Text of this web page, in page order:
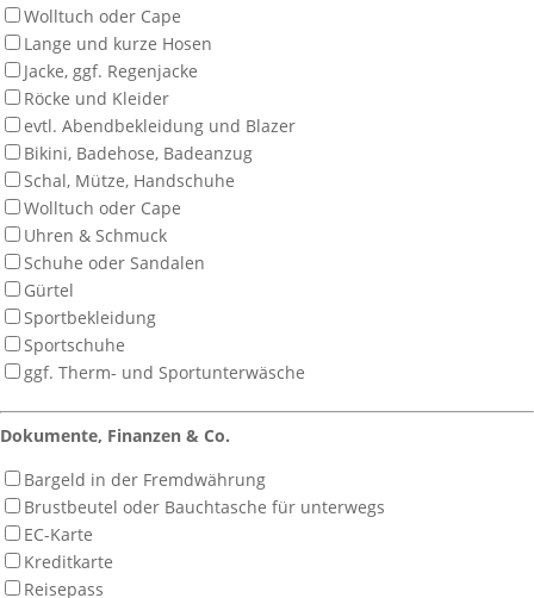
Wolltuch oder Cape
Lange und kurze Hosen
Jacke, ggf. Regenjacke
Röcke und Kleider
evtl. Abendbekleidung und Blazer
Bikini, Badehose, Badeanzug
Schal, Mütze, Handschuhe
Wolltuch oder Cape
Uhren & Schmuck
Schuhe oder Sandalen
Gürtel
Sportbekleidung
Sportschuhe
ggf. Therm- und Sportunterwäsche
Dokumente, Finanzen & Co.
Bargeld in der Fremdwährung
Brustbeutel oder Bauchtasche für unterwegs
EC-Karte
Kreditkarte
Reisepass